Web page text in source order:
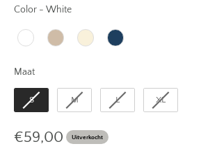
Color - WhiteColor
MaatMaat
S M L XL
Aanbiedingsprijs
€59,00 Uitverkocht